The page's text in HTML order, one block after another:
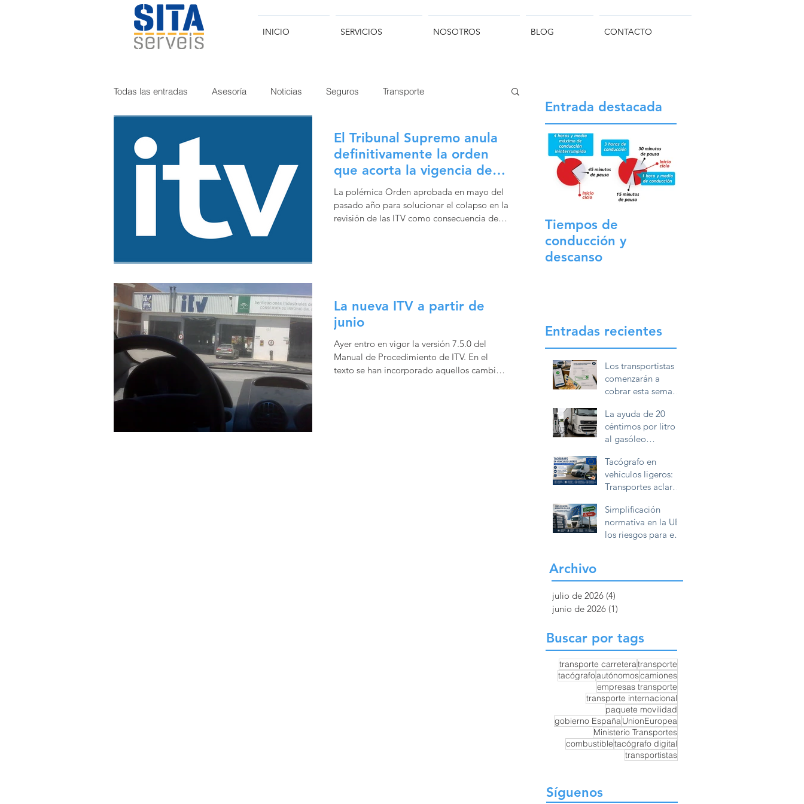
INICIO SERVICIOS NOSOTROS BLOG CONTACTO
Todas las entradas Asesoría Noticias Seguros Transporte
Curiosidades
El Tribunal Supremo anula
definitivamente la orden
que acorta la vigencia de la
ITV
La polémica Orden aprobada en mayo del
pasado año para solucionar el colapso en la
revisión de las ITV como consecuencia de su
La nueva ITV a partir de
junio
Ayer entro en vigor la versión 7.5.0 del
Manual de Procedimiento de ITV. En el
texto se han incorporado aquellos cambios
Entrada destacada
Tiempos de
conducción y
descanso
Entradas recientes
Los transportistas
comenzarán a
cobrar esta semana
céntimos por litro
de gasóleo
profesional
La ayuda de 20
céntimos por litro
al gasóleo
conservar la
documentación
durante diez años
Tacógrafo en
vehículos ligeros:
Transportes aclara
utilizarlo las
furgonetas en
Europa
Simplificación
normativa en la UE:
los riesgos para el
Europa
Archivo
julio de 2026 (4)
junio de 2026 (1)
Buscar por tags
transporte carreteratransporte
tacógrafoautónomoscamiones
empresas transporte
transporte internacional
paquete movilidad
gobierno EspañaUnionEuropea
Ministerio Transportes
combustibletacógrafo digital
transportistas
Síguenos